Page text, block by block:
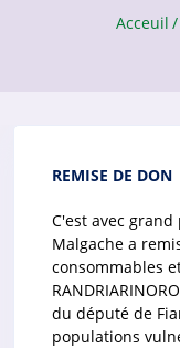
Acceuil
REMISE DE DON
C'est avec
Malgache a
consommables
du député de
populations